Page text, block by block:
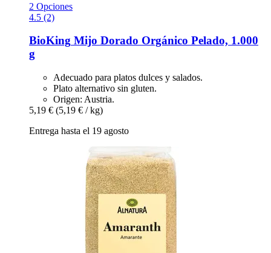
2 Opciones
4.5 (2)
BioKing Mijo Dorado Orgánico Pelado, 1.000
g
Adecuado para platos dulces y salados.
Plato alternativo sin gluten.
Origen: Austria.
5,19 € (5,19 € / kg)
Entrega hasta el 19 agosto